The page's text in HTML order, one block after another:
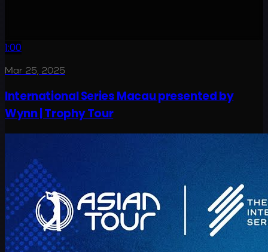
1:00
Mar 25, 2025
International Series Macau presented by
Wynn | Trophy Tour